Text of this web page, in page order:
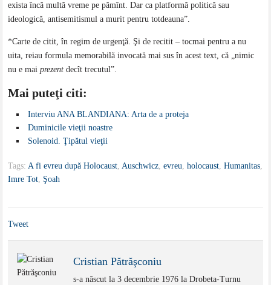
exista încă multă vreme pe pămînt. Dar ca platformă politică sau
ideologică, antisemitismul a murit pentru totdeauna”.
*Carte de citit, în regim de urgenţă. Şi de recitit – tocmai pentru a nu
uita, reiau formula memorabilă invocată mai sus în acest text, că „nimic
nu e maiprezent decît trecutul”.
Mai puteţi citi:
Interviu ANA BLANDIANA: Arta de a proteja
Duminicile vieţii noastre
Solenoid. Ţipătul vieţii
Tags:A fi evreu după Holocaust,Auschwicz,evreu,holocaust,Humanitas,
Imre Tot, Şoah
Tweet
Cristian Pătrăşconiu
s-a născut la 3 decembrie 1976 la Drobeta-Turnu